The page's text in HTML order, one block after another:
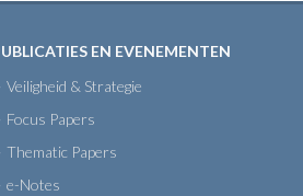
EN EVENEMENTEN
Veiligheid & Strategie
Focus Papers
Thematic Papers
e-Notes